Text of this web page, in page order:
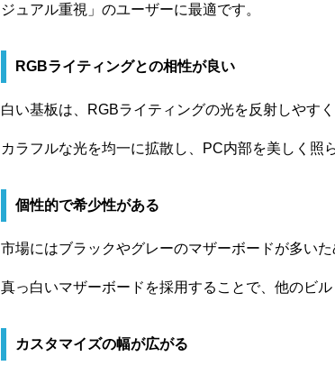
ジュアル重視」のユーザーに最適です。
RGBライティングとの相性が良い
白い基板は、RGBライティングの光を反射しやす
カラフルな光を均一に拡散し、PC内部を美しく照
個性的で希少性がある
市場にはブラックやグレーのマザーボードが多い
真っ白いマザーボードを採用することで、他のビ
カスタマイズの幅が広がる